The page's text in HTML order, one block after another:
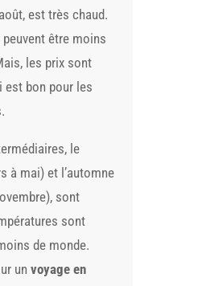
est très chaud.
être moins
les prix sont
est bon pour les
le
à mai) et l’automne
sont
sont
de monde.
unvoyage en